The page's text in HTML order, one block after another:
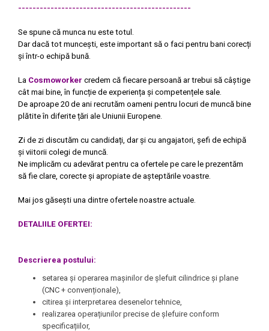
------------------------------------------------
Se spune că munca nu este totul.
Dar dacă tot muncești, este important să o faci pentru bani corecți
și într-o echipă bună.
La Cosmoworker credem că fiecare persoană ar trebui să câștige
cât mai bine, în funcție de experiența și competențele sale.
De aproape 20 de ani recrutăm oameni pentru locuri de muncă bine
plătite în diferite țări ale Uniunii Europene.
Zi de zi discutăm cu candidați, dar și cu angajatori, șefi de echipă
și viitorii colegi de muncă.
Ne implicăm cu adevărat pentru ca ofertele pe care le prezentăm
să fie clare, corecte și apropiate de așteptările voastre.
Mai jos găsești una dintre ofertele noastre actuale.
DETALIILE OFERTEI:
Descrierea postului:
setarea și operarea mașinilor de șlefuit cilindrice și plane
(CNC + convenționale),
citirea și interpretarea desenelor tehnice,
realizarea operațiunilor precise de șlefuire conform
specificațiilor,